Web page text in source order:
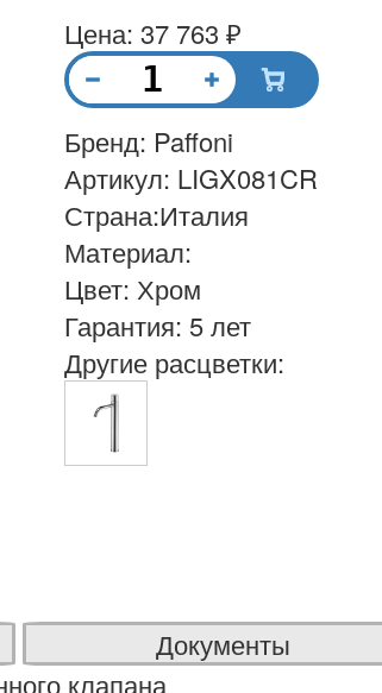
Документы
клапана
Цена: 37 763 ₽
Бренд: Paffoni
Артикул: LIGX081CR
Страна:Италия
Материал:
Цвет: Хром
Гарантия: 5 лет
Другие расцветки: